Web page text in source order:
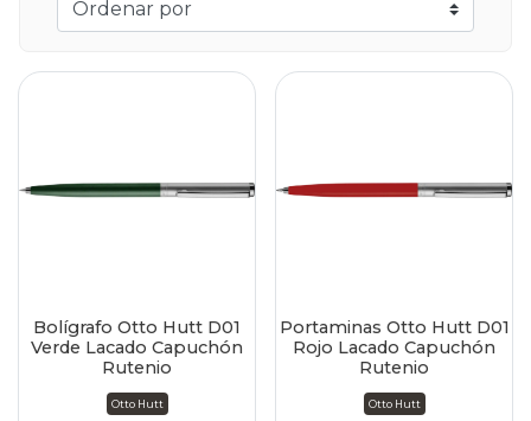
Bolígrafo Otto Hutt D01
Verde Lacado Capuchón
Rutenio
Otto Hutt
Portaminas Otto Hutt D01
Rojo Lacado Capuchón
Rutenio
Otto Hutt